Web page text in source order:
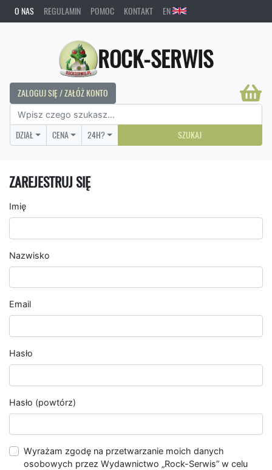
O NAS REGULAMIN POMOC KONTAKT EN
ROCK-SERWIS
ZALOGUJ SIĘ / ZAŁÓŻ KONTO
DZIAŁ CENA 24H? SZUKAJ
ZAREJESTRUJ SIĘ
Imię
Nazwisko
Email
Hasło
Hasło (powtórz)
Wyrażam zgodę na przetwarzanie moich danych
osobowych przez Wydawnictwo „Rock-Serwis” w celu